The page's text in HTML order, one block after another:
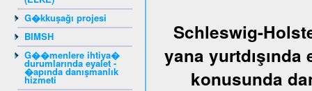
G�kkuşağı projesi
BIMSH
G��menlere ihtiya�
durumlarında eyalet -
�apında danışmanlık
hizmeti
Schleswig-
yana yurtdışında
konusunda